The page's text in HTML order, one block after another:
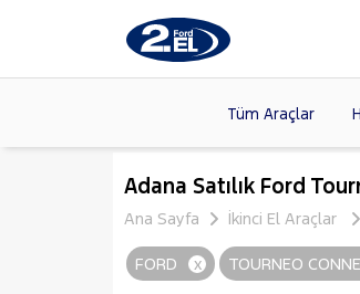
Tüm Araçlar
Markalar
Modeller
Kasalar
Adana Satılık Ford
Ana Sayfa
İkinci El Araçlar
FORD x TOURNEO